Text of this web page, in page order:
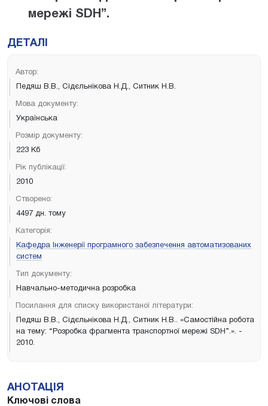
мережі SDH”.
ДЕТАЛІ
Автор:
Педяш В.В., Сідєльнікова Н.Д., Ситник Н.В.
Мова документу:
Українська
Розмір документу:
223 Кб
Рік публікації:
2010
Створено:
4497 дн. тому
Категорія:
Кафедра Інженерії програмного забезпечення автоматизованих
систем
Тип документу:
Навчально-методична розробка
Посилання для списку використаної літератури:
Педяш В.В., Сідєльнікова Н.Д., Ситник Н.В.. «Самостійна робота
на тему: “Розробка фрагмента транспортної мережі SDH”.». -
2010.
АНОТАЦІЯ
Ключові слова